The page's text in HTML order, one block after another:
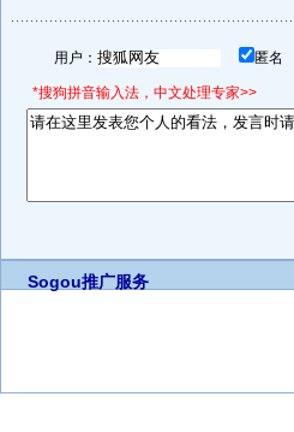
用户： 匿名
*搜狗拼音输入法，中文处理专家>>
Sogou推广服务